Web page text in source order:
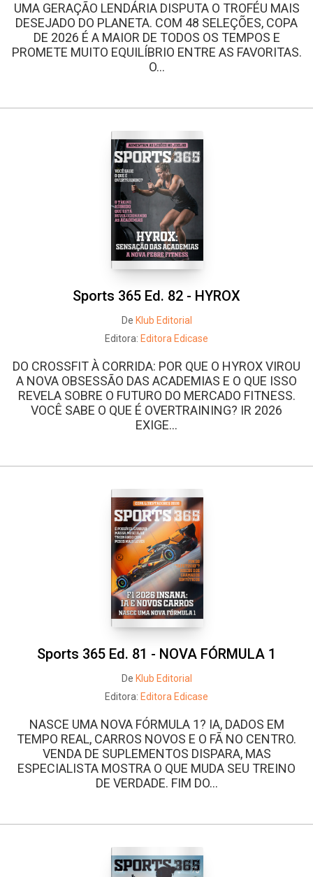
UMA GERAÇÃO LENDÁRIA DISPUTA O TROFÉU MAIS
DESEJADO DO PLANETA. COM 48 SELEÇÕES, COPA
DE 2026 É A MAIOR DE TODOS OS TEMPOS E
PROMETE MUITO EQUILÍBRIO ENTRE AS FAVORITAS.
O...
Sports 365 Ed. 82 - HYROX
De Klub Editorial
Editora: Editora Edicase
DO CROSSFIT À CORRIDA: POR QUE O HYROX VIROU
A NOVA OBSESSÃO DAS ACADEMIAS E O QUE ISSO
REVELA SOBRE O FUTURO DO MERCADO FITNESS.
VOCÊ SABE O QUE É OVERTRAINING? IR 2026
EXIGE...
Sports 365 Ed. 81 - NOVA FÓRMULA 1
De Klub Editorial
Editora: Editora Edicase
NASCE UMA NOVA FÓRMULA 1? IA, DADOS EM
TEMPO REAL, CARROS NOVOS E O FÃ NO CENTRO.
VENDA DE SUPLEMENTOS DISPARA, MAS
ESPECIALISTA MOSTRA O QUE MUDA SEU TREINO
DE VERDADE. FIM DO...